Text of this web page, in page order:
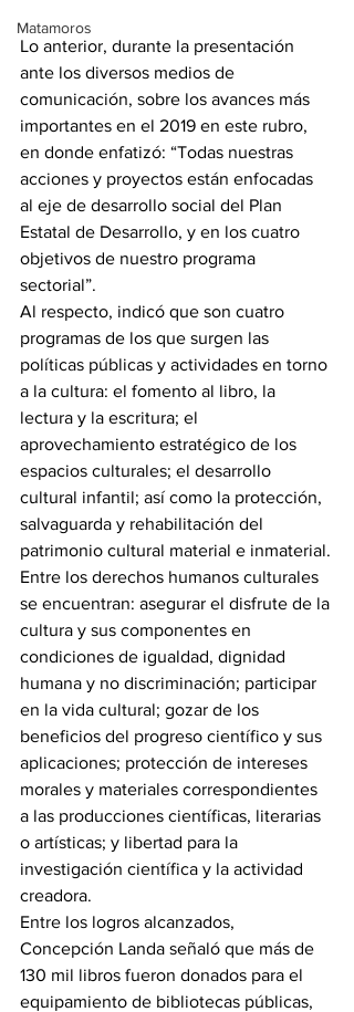
Matamoros
Lo anterior, durante la presentación
ante los diversos medios de
comunicación, sobre los avances más
importantes en el 2019 en este rubro,
en donde enfatizó: “Todas nuestras
acciones y proyectos están enfocadas
al eje de desarrollo social del Plan
Estatal de Desarrollo, y en los cuatro
objetivos de nuestro programa
sectorial”.
Al respecto, indicó que son cuatro
programas de los que surgen las
políticas públicas y actividades en torno
a la cultura: el fomento al libro, la
lectura y la escritura; el
aprovechamiento estratégico de los
espacios culturales; el desarrollo
cultural infantil; así como la protección,
salvaguarda y rehabilitación del
patrimonio cultural material e inmaterial.
Entre los derechos humanos culturales
se encuentran: asegurar el disfrute de la
cultura y sus componentes en
condiciones de igualdad, dignidad
humana y no discriminación; participar
en la vida cultural; gozar de los
beneficios del progreso científico y sus
aplicaciones; protección de intereses
morales y materiales correspondientes
a las producciones científicas, literarias
o artísticas; y libertad para la
investigación científica y la actividad
creadora.
Entre los logros alcanzados,
Concepción Landa señaló que más de
130 mil libros fueron donados para el
equipamiento de bibliotecas públicas,